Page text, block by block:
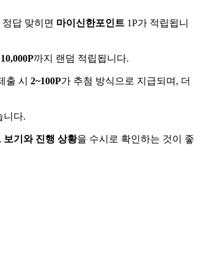
답 맞히면 마이신한포인트 1P가 적립됩니
까지 랜덤 적립됩니다.
출 시 2~100P가 추첨 방식으로 지급되며, 더
니다.
보기와 진행 상황을 수시로 확인하는 것이 좋